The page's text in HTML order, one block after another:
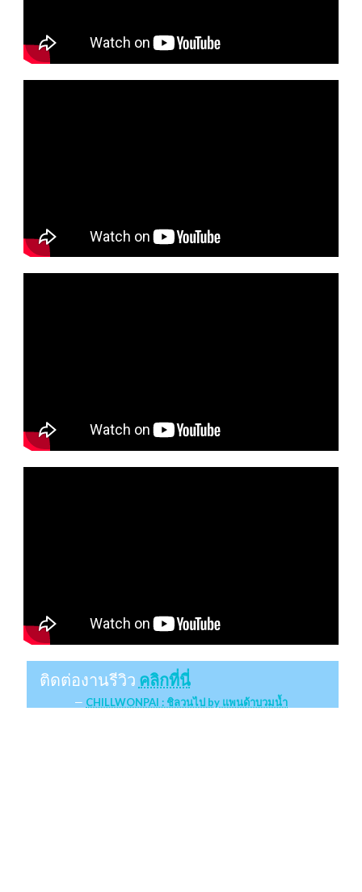
ติดต่องานรีวิว คลิกที่นี่
CHILLWONPAI : ชิลวนไป by แพนด้าบวมน้ำ